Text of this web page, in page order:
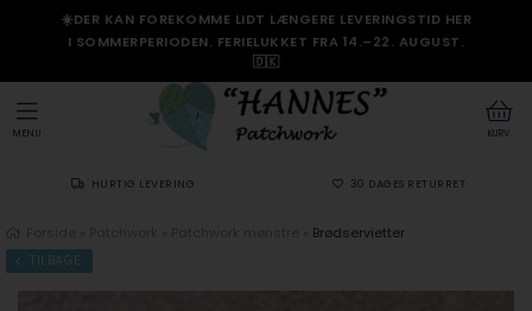
☀️DER KAN FOREKOMME LIDT LÆNGERE LEVERINGSTID HER
I SOMMERPERIODEN. FERIELUKKET FRA 14.–22. AUGUST.
🇩🇰
KURV
MENU
HURTIG LEVERING 30 DAGES RETURRET
Brødservietter
TILBAGE